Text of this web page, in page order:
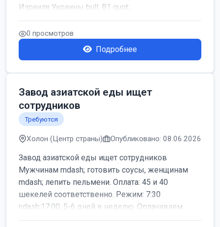
Израиля Украины bull; B1 quot;...
0 просмотров
Подробнее
Завод азиатской еды ищет
сотрудников
Требуются
Холон (Центр страны) Опубликовано: 08.06.2026
Завод азиатской еды ищет сотрудников
Мужчинам mdash; готовить соусы, женщинам
mdash; лепить пельмени. Оплата: 45 и 40
шекелей соответственно. Режим: 7:30
ndash;17:00, 5-6 дней в неделю. Оплачиваем
дор...